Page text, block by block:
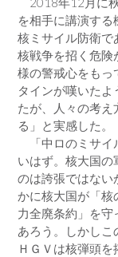
を相手に講演す
核ミサイル防衛で
核戦争を招く危険
様の警戒心をもっ
タインが嘆いた
たが、人々の考え
る」と実感した。
「中ロのミサイ
いはず。核大国の
のは誇張ではない
かに核大国が「
力全廃条約」を
あろう。しかし
ＨＧＶは核弾頭